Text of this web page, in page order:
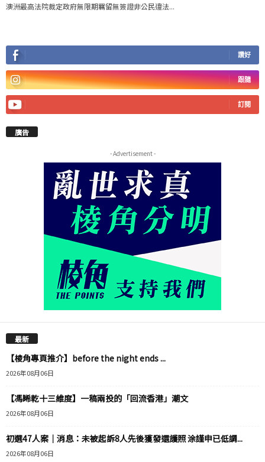
澳洲最高法院裁定政府無限期羈留無簽證非公民違法...
讚好
跟隨
訂閱
廣告
- Advertisement -
最新
【棱角專頁推介】before the night ends ...
2026年08月06日
【馮睎乾十三維度】一稿兩投的「回流香港」潮文
2026年08月06日
初選47人案｜消息：未被起訴8人先後獲發還護照 涂謹申已低調...
2026年08月06日